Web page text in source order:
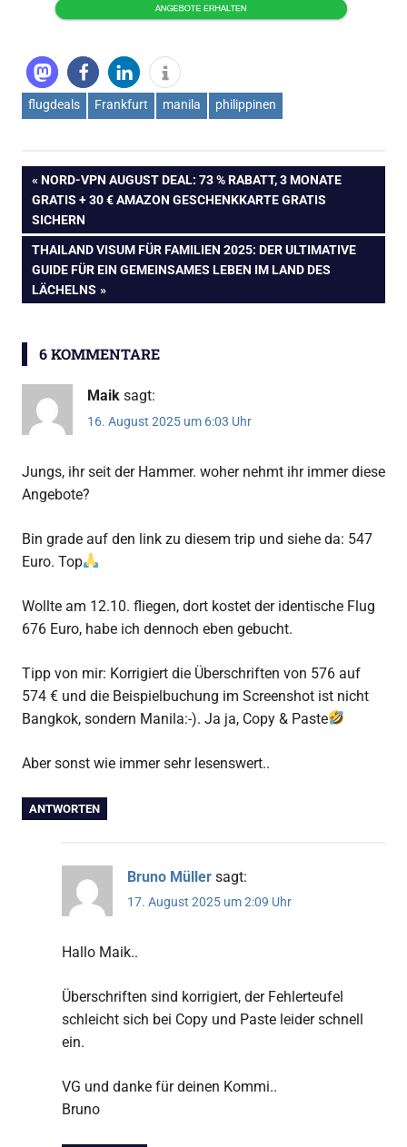
flugdeals Frankfurt manila philippinen
Beitragsnavigation
VORHERIGER
BEITRAG:
NORD-VPN AUGUST DEAL: 73 % RABATT, 3 MONATE
GRATIS + 30 € AMAZON GESCHENKKARTE GRATIS
SICHERN
NÄCHSTER
BEITRAG:
THAILAND VISUM FÜR FAMILIEN 2025: DER ULTIMATIVE
GUIDE FÜR EIN GEMEINSAMES LEBEN IM LAND DES
LÄCHELNS
6 KOMMENTARE
Maik sagt:
16. August 2025 um 6:03 Uhr
Jungs, ihr seit der Hammer. woher nehmt ihr immer diese
Angebote?
Bin grade auf den link zu diesem trip und siehe da: 547
Euro. Top
Wollte am 12.10. fliegen, dort kostet der identische Flug
676 Euro, habe ich dennoch eben gebucht.
Tipp von mir: Korrigiert die Überschriften von 576 auf
574 € und die Beispielbuchung im Screenshot ist nicht
Bangkok, sondern Manila:-). Ja ja, Copy & Paste
Aber sonst wie immer sehr lesenswert..
ANTWORTEN
Bruno Müller sagt:
17. August 2025 um 2:09 Uhr
Hallo Maik..
Überschriften sind korrigiert, der Fehlerteufel
schleicht sich bei Copy und Paste leider schnell
ein.
VG und danke für deinen Kommi..
Bruno